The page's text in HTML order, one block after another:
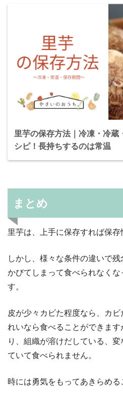
里芋の保存方法｜冷凍・冷蔵
シピ！長持ちするのは常温
まとめ
里芋は、上手に保存すれば保存
しかし、様々な条件の違いで
かびてしまって食べられなくな
す。
皮が少々カビた程度なら、カ
れいなら食べることができま
り、組織が溶けだしている、
ていて食べられません。
時には勇気をもってあきらめる